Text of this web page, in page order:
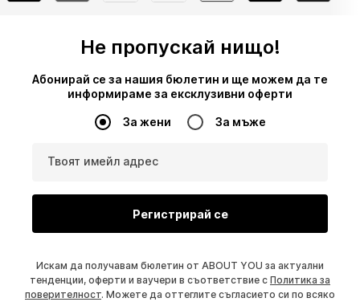
Не пропускай нищо!
Абонирай се за нашия бюлетин и ще можем да те
информираме за ексклузивни оферти
За жени За мъже
Твоят имейл адрес
Регистрирай се
Искам да получавам бюлетин от ABOUT YOU за актуални
тенденции, оферти и ваучери в съответствие с Политика за
поверителност. Можете да оттеглите съгласието си по всяко